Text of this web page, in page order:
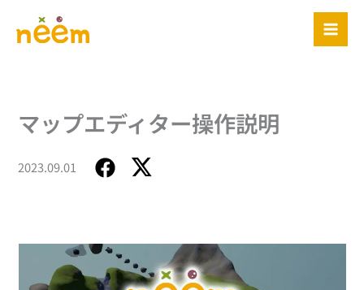
マップエディター操作説明
2023.09.01